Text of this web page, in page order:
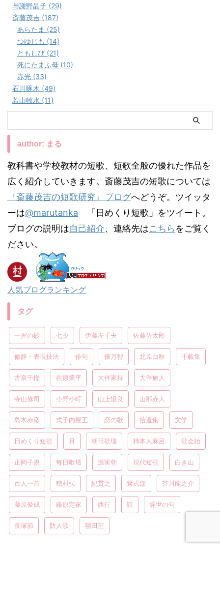
与謝野晶子 (29)
斎藤茂吉 (187)
あらたま (25)
つゆじも (14)
ともしび (21)
死にたまふ母 (10)
赤光 (33)
石川啄木 (49)
若山牧水 (11)
author: まる
教科書や学校教材の短歌、短歌全般の優れた作品を
広く紹介していきます。斎藤茂吉の短歌については
『斎藤茂吉の短歌研究』ブログへどうぞ。ツイッタ
ーは@marutanka 「日めくり短歌」をツイート。
ブログの説明は自己紹介、連絡先はこちら をご覧く
ださい。
人気ブログランキング
タグ
一握の砂 七夕 伊藤左千夫 佐藤佐太郎
修辞・表現技法 俳句 俵万智 北原白秋 千載集
古泉千樫 在原業平 大伴家持 大伴旅人
寺山修司 小野小町 山上憶良 山部赤人
島木赤彦 式子内親王 恋の歌 拾遺集 文学
日めくり短歌 月 朝日歌壇 柿本人麻呂 歌会始
正岡子規 毎日歌壇 源実朝 現代短歌 白き山
百人一首 穂村弘 紀貫之 紫式部 芥川龍之介
藤原俊成 藤原定家 西行 詩 辞世の句
長塚節 防人歌 額田王